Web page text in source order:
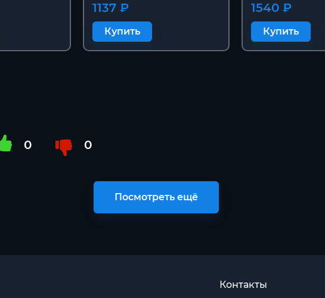
1137 ₽
Купить
1540 ₽
Купить
0 0
Посмотреть ещё
Контакты